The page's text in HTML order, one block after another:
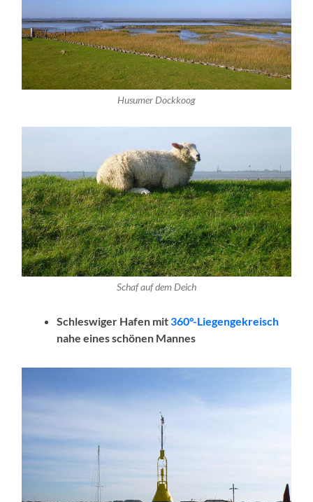
Husumer Dockkoog
Schaf auf dem Deich
Schleswiger Hafen mit360°-Liegengekreisch
nahe eines schönen Mannes